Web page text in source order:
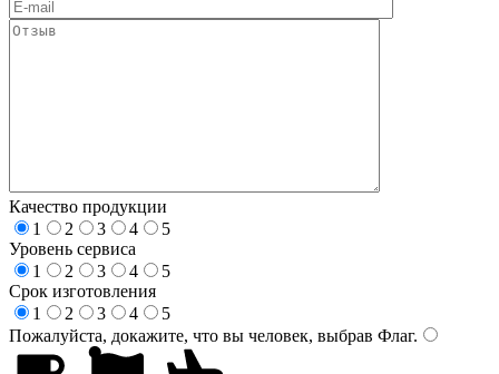
Качество продукции
1
2 3 4
5
Уровень сервиса
1
2 3 4
5
Срок изготовления
1
2 3 4
5
Пожалуйста, докажите, что вы человек, выбрав Флаг.